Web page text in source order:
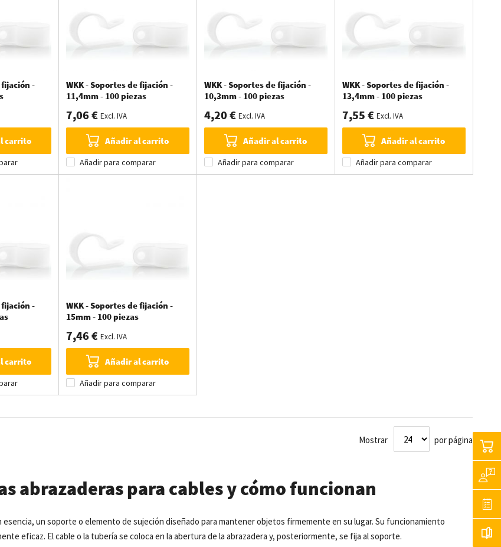
fijación -
carrito
WKK - Soportes de fijación -
11,4mm - 100 piezas
7,06 € Excl. IVA
Añadir al carrito
Añadir para comparar
WKK - Soportes de fijación -
10,3mm - 100 piezas
4,20 € Excl. IVA
Añadir al carrito
Añadir para comparar
WKK - Soportes de fijación -
13,4mm - 100 piezas
7,55 € Excl. IVA
Añadir al carrito
Añadir para comparar
fijación -
carrito
WKK - Soportes de fijación -
15mm - 100 piezas
7,46 € Excl. IVA
Añadir al carrito
Añadir para comparar
Mostrar por página
abrazaderas para cables y cómo funcionan
esencia, un soporte o elemento de sujeción diseñado para mantener objetos firmemente en su lugar. Su funcionamiento
eficaz. El cable o la tubería se coloca en la abertura de la abrazadera y, posteriormente, se fija al soporte.